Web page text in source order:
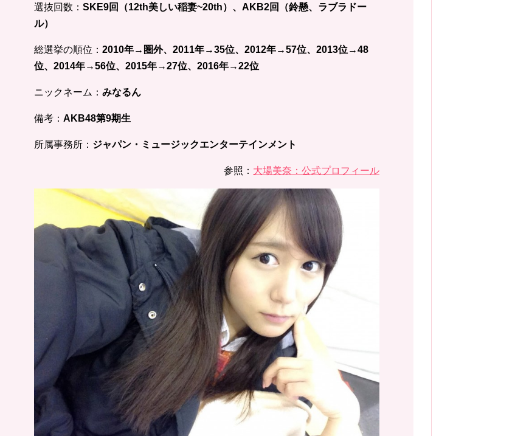
選抜回数： SKE9回（12th美しい稲妻~20th）、AKB2回（鈴懸、ラブラドー
ル）
総選挙の順位： 2010年→圏外、2011年→35位、2012年→57位、2013位→48
位、2014年→56位、2015年→27位、2016年→22位
ニックネーム： みなるん
備考： AKB48第9期生
所属事務所： ジャパン・ミュージックエンターテインメント
参照： 大場美奈：公式プロフィール